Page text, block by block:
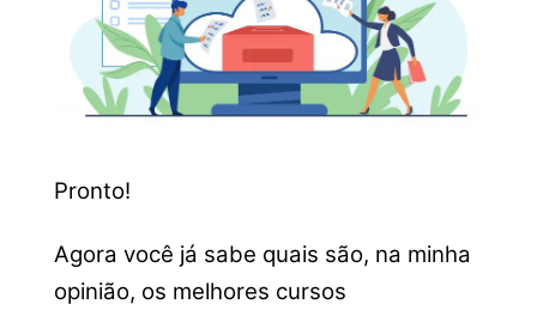
Pronto!
Agora você já sabe quais são, na minha
opinião, os melhores cursos